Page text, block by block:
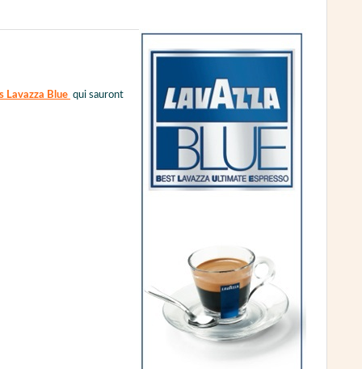
Lavazza Blue qui sauront